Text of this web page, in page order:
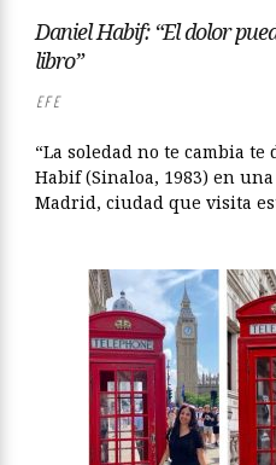
Daniel Habif: “El dolor
libro”
EFE
“La soledad no te cambia
Habif (Sinaloa, 1983) en
Madrid, ciudad que visita